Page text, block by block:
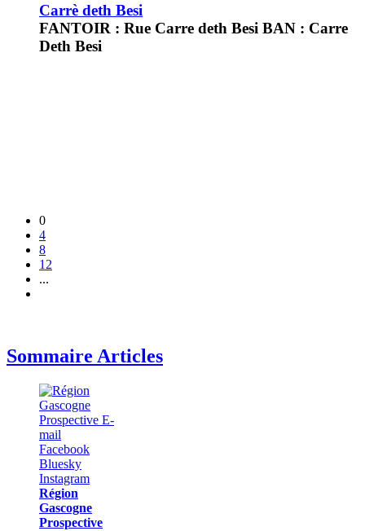
Carrè deth Besi
FANTOIR : Rue Carre deth Besi BAN : Carre
Deth Besi
0
4
8
12
...
Sommaire Articles
Région
Gascogne
Prospective